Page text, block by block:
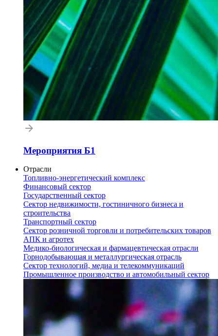
Мероприятия Б1
Отрасли
Топливно-энергетический комплекс
Финансовый сектор
Государственный сектор
Сектор недвижимости, гостиничного бизнеса и
строительства
Транспортный сектор
Сектор розничной торговли и потребительских товаров
АПК и агротех
Медико-биологическая и фармацевтическая отрасли
Горнодобывающая и металлургическая отрасль
Сектор технологий, медиа и телекоммуникаций
Промышленное производство и автомобильный сектор